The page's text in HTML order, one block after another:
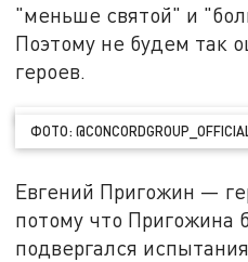
"меньше святой" и
Поэтому не будем так
героев.
ФОТО:
Евгений Пригожин —
потому что Пригожина
подвергался